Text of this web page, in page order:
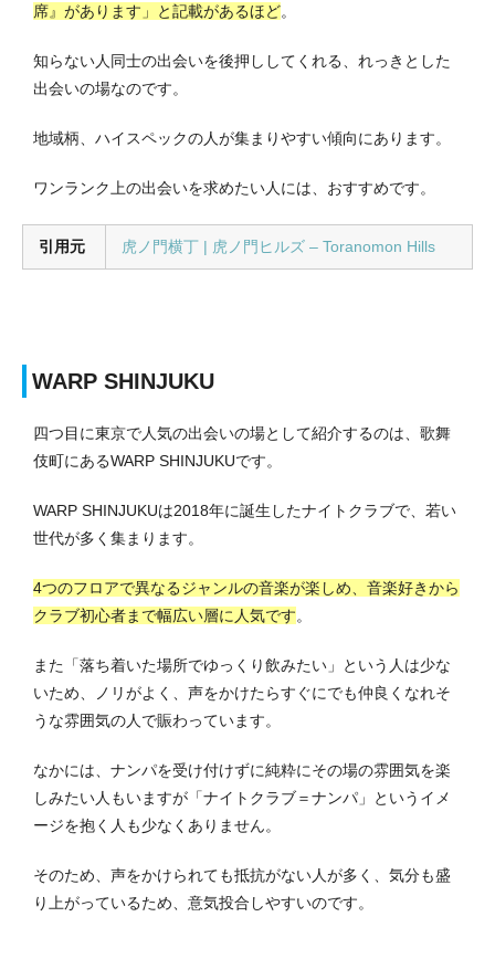
席』があります」と記載があるほど。
知らない人同士の出会いを後押ししてくれる、れっきとした
出会いの場なのです。
地域柄、ハイスペックの人が集まりやすい傾向にあります。
ワンランク上の出会いを求めたい人には、おすすめです。
引用元 虎ノ門横丁 | 虎ノ門ヒルズ – Toranomon Hills
WARP SHINJUKU
四つ目に東京で人気の出会いの場として紹介するのは、歌舞
伎町にあるWARP SHINJUKUです。
WARP SHINJUKUは2018年に誕生したナイトクラブで、若い
世代が多く集まります。
4つのフロアで異なるジャンルの音楽が楽しめ、音楽好きから
クラブ初心者まで幅広い層に人気です。
また「落ち着いた場所でゆっくり飲みたい」という人は少な
いため、ノリがよく、声をかけたらすぐにでも仲良くなれそ
うな雰囲気の人で賑わっています。
なかには、ナンパを受け付けずに純粋にその場の雰囲気を楽
しみたい人もいますが「ナイトクラブ＝ナンパ」というイメ
ージを抱く人も少なくありません。
そのため、声をかけられても抵抗がない人が多く、気分も盛
り上がっているため、意気投合しやすいのです。